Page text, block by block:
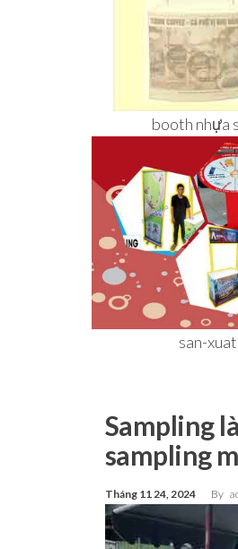
booth nhựa
san-
Sampling
sampling
Tháng 11 24, 2024 By